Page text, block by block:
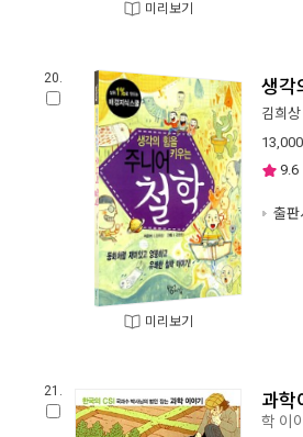
미리보기
20.
미리보기
생각
김희상
13,000
9.6
출판
21. 과학
학 이